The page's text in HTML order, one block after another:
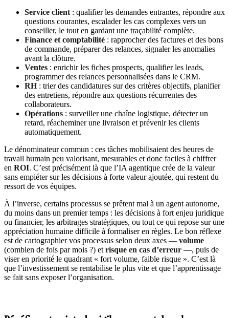
Service client: qualifier les demandes entrantes, répondre aux
questions courantes, escalader les cas complexes vers un
conseiller, le tout en gardant une traçabilité complète.
Finance et comptabilité : rapprocher des factures et des bons
de commande, préparer des relances, signaler les anomalies
avant la clôture.
Ventes : enrichir les fiches prospects, qualifier les leads,
programmer des relances personnalisées dans le CRM.
RH: trier des candidatures sur des critères objectifs, planifier
des entretiens, répondre aux questions récurrentes des
collaborateurs.
Opérations : surveiller une chaîne logistique, détecter un
retard, réacheminer une livraison et prévenir les clients
automatiquement.
Le dénominateur commun : ces tâches mobilisaient des heures de
travail humain peu valorisant, mesurables et donc faciles à chiffrer
en ROI. C’est précisément là que l’IA agentique crée de la valeur
sans empiéter sur les décisions à forte valeur ajoutée, qui restent du
ressort de vos équipes.
À l’inverse, certains processus se prêtent mal à un agent autonome,
du moins dans un premier temps : les décisions à fort enjeu juridique
ou financier, les arbitrages stratégiques, ou tout ce qui repose sur une
appréciation humaine difficile à formaliser en règles. Le bon réflexe
est de cartographier vos processus selon deux axes — volume
(combien de fois par mois ?) etrisque en cas d’erreur —, puis de
viser en priorité le quadrant « fort volume, faible risque ». C’est là
que l’investissement se rentabilise le plus vite et que l’apprentissage
se fait sans exposer l’organisation.